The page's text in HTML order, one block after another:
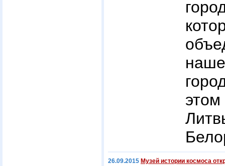
26.09.2015 Музей истории космоса